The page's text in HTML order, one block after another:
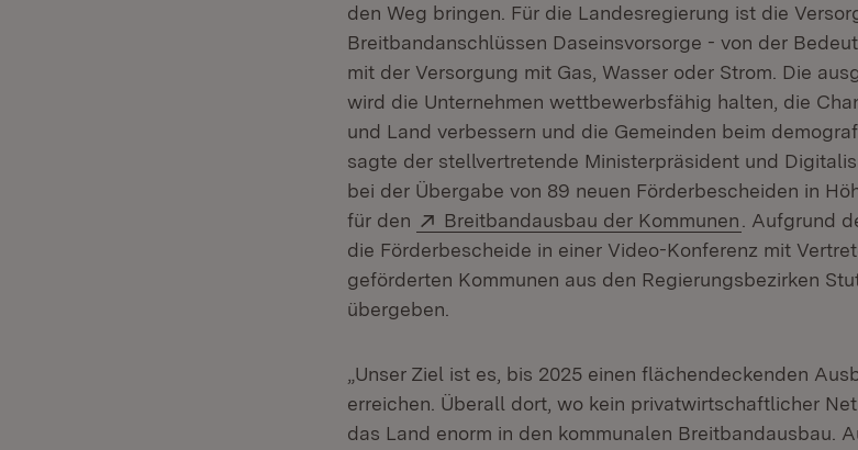
den Weg bringen. Für die Landesregierung ist die
Breitbandanschlüssen Daseinsvorsorge - von der
mit der Versorgung mit Gas, Wasser oder Strom. Die
wird die Unternehmen wettbewerbsfähig halten, die
und Land verbessern und die Gemeinden beim
sagte der stellvertretende Ministerpräsident und
bei der Übergabe von 89 neuen Förderbescheiden in
für den
Extern:
Breitbandausbau der Kommunen (Öffnet in
. Aufgrund
die Förderbescheide in einer Video-Konferenz mit
geförderten Kommunen aus den Regierungsbezirken
übergeben.
„Unser Ziel ist es, bis 2025 einen flächendeckenden
erreichen. Überall dort, wo kein privatwirtschaftlicher
das Land enorm in den kommunalen Breitbandausbau.